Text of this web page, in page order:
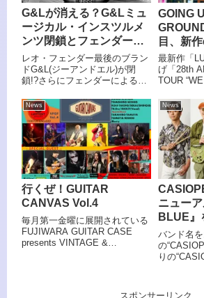
G&Lが消える？G&Lミュ
ージカル・インスツルメ
ンツ閉鎖とフェンダーに
よる買収の噂
レオ・フェンダー最後のブラン
ドG&L(ジーアンドエル)が閉
鎖!?さらにフェンダーによる買
激震が走っている。希少モデル
の価格高騰も？
GOING
目、新
ep」を
っ最中
最新作「
げ「28th
TOUR
GROUND
News
行くぜ！GUITAR
CANVAS Vol.4
毎月第一金曜に展開されている
FUJIWARA GUITAR CASE
presents VINTAGE &
News
ニュー
BLUE』
曲「
公開＆
2025』
バンド名
の
りの
ーボード
スポンサーリンク